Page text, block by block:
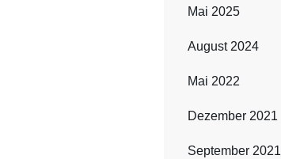
Mai 2025
August 2024
Mai 2022
Dezember 2021
September 2021